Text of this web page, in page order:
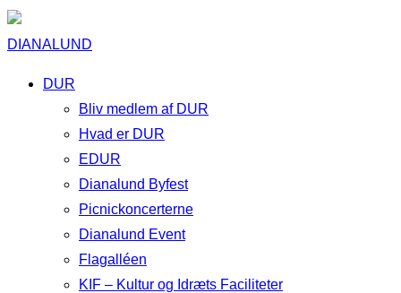
DIANALUND
DUR
Bliv medlem af DUR
Hvad er DUR
EDUR
Dianalund Byfest
Picnickoncerterne
Dianalund Event
Flagalléen
KIF – Kultur og Idræts Faciliteter